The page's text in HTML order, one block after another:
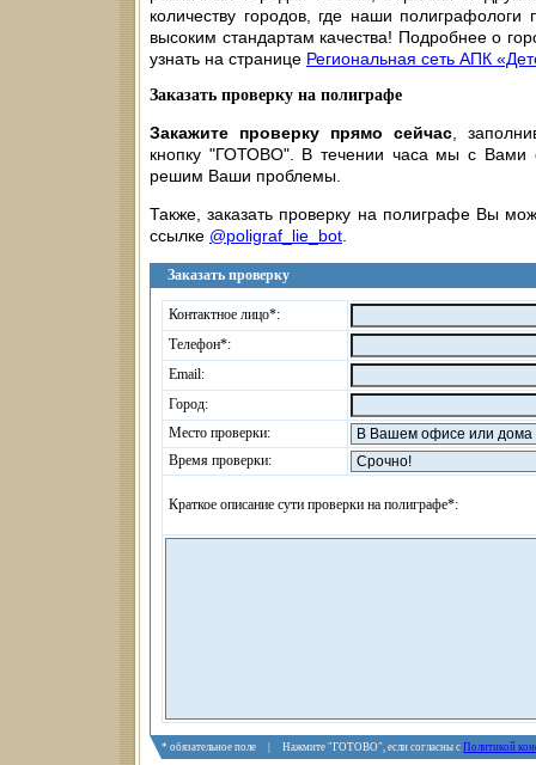
количеству городов, где наши
высоким стандартам качества! Подробнее о
узнать на странице Региональная сеть АПК
Заказать проверку на полиграфе
Закажите проверку прямо сейчас ,
кнопку "ГОТОВО". В течении часа мы с Вами
решим Ваши проблемы.
Также, заказать проверку на полиграфе Вы
ссылке @poligraf_lie_bot
Заказать проверку
Контактное лицо*:
Телефон*:
Email:
Город:
Место проверки:
Время проверки:
Краткое описание сути проверки на полиграфе*:
* обязательное поле | Нажмите "ГОТОВО", если согласны с Политикой